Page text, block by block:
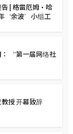
| 格雷厄姆·哈
‘余波’小组工
： “第一届网络社
授 开幕致辞